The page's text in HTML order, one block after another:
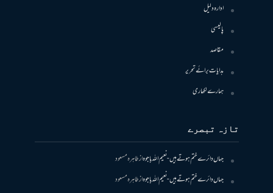
ادارہ دلیل
پالیسی
مقاصد
ہدایات برائے تحریر
ہمارے لکھاری
تازہ تبصرے
جہاں دائرے ختم ہوتے ہیں- نعیم اللہ باجوہازطاہرہ مسعود
جہاں دائرے ختم ہوتے ہیں- نعیم اللہ باجوہازطاہرہ مسعود